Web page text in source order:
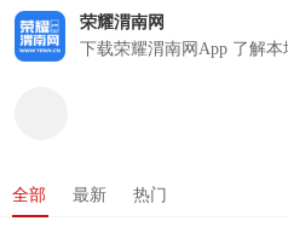
荣耀渭南网
下载荣耀渭南网App 了解本
下拉刷
全部 最新 热门